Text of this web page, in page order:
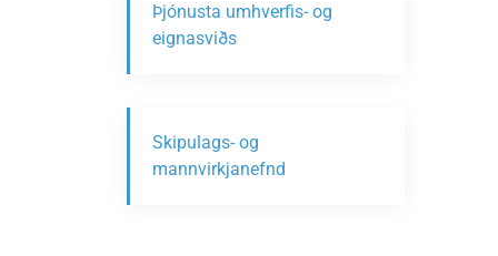
Þjónusta umhverfis- og
eignasviðs
Skipulags- og
mannvirkjanefnd